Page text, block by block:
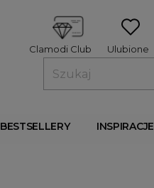
Ulubione
Clamodi Club
BESTSELLERY INSPIRACJE